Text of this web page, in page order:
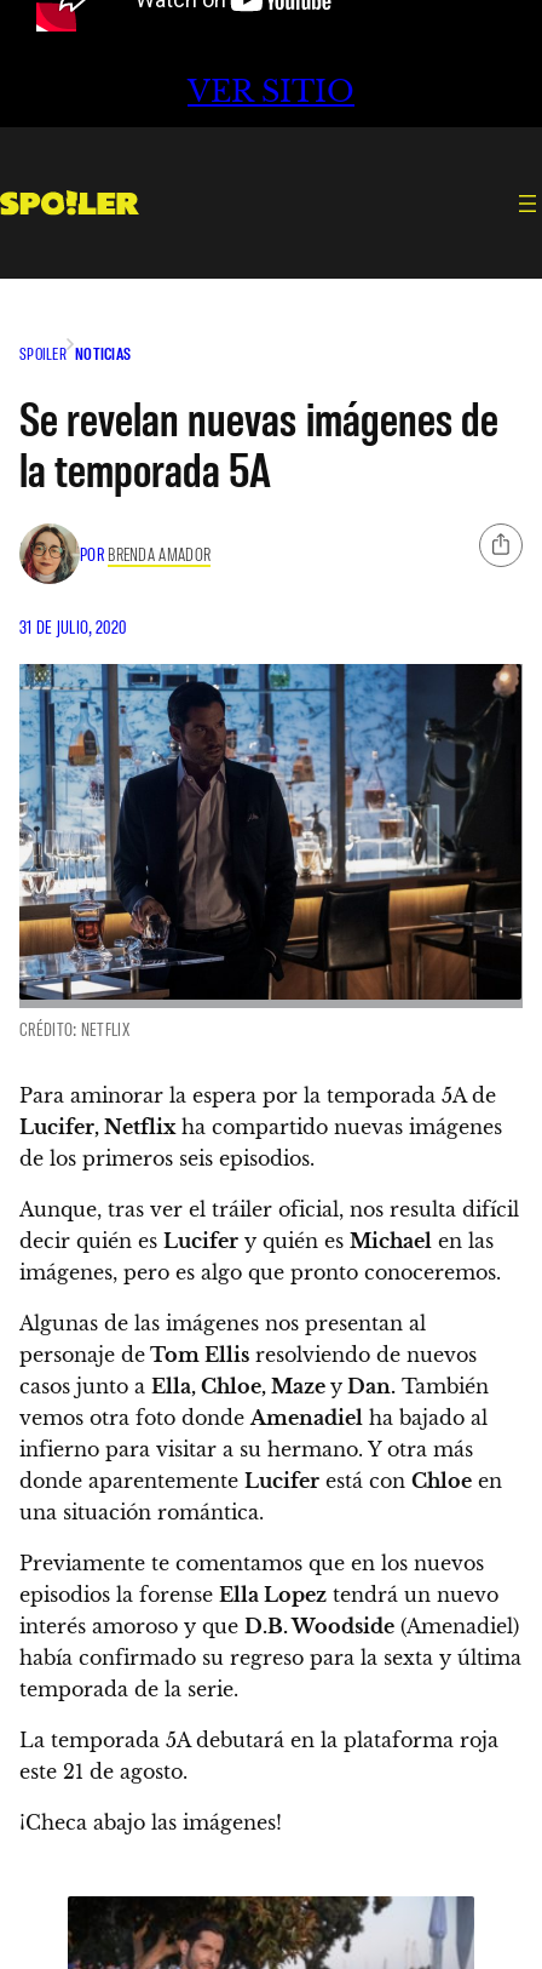
VER SITIO
SPOILER NOTICIAS
Se revelan nuevas imágenes de
la temporada 5A
POR BRENDA AMADOR
31 DE JULIO, 2020
CRÉDITO: NETFLIX
Para aminorar la espera por la temporada 5A de
Lucifer, Netflix ha compartido nuevas imágenes
de los primeros seis episodios.
Aunque, tras ver el tráiler oficial, nos resulta difícil
decir quién es Lucifer y quién es Michael en las
imágenes, pero es algo que pronto conoceremos.
Algunas de las imágenes nos presentan al
personaje de Tom Ellis resolviendo de nuevos
casos junto a Ella, Chloe, Maze y Dan. También
vemos otra foto donde Amenadiel ha bajado al
infierno para visitar a su hermano. Y otra más
donde aparentemente Lucifer está con Chloe en
una situación romántica.
Previamente te comentamos que en los nuevos
episodios la forense Ella Lopez tendrá un nuevo
interés amoroso y que D.B. Woodside (Amenadiel)
había confirmado su regreso para la sexta y última
temporada de la serie.
La temporada 5A debutará en la plataforma roja
este 21 de agosto.
¡Checa abajo las imágenes!